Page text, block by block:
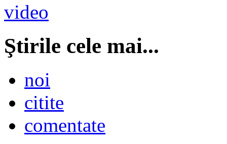
Ştirile cele mai...
noi
citite
comentate